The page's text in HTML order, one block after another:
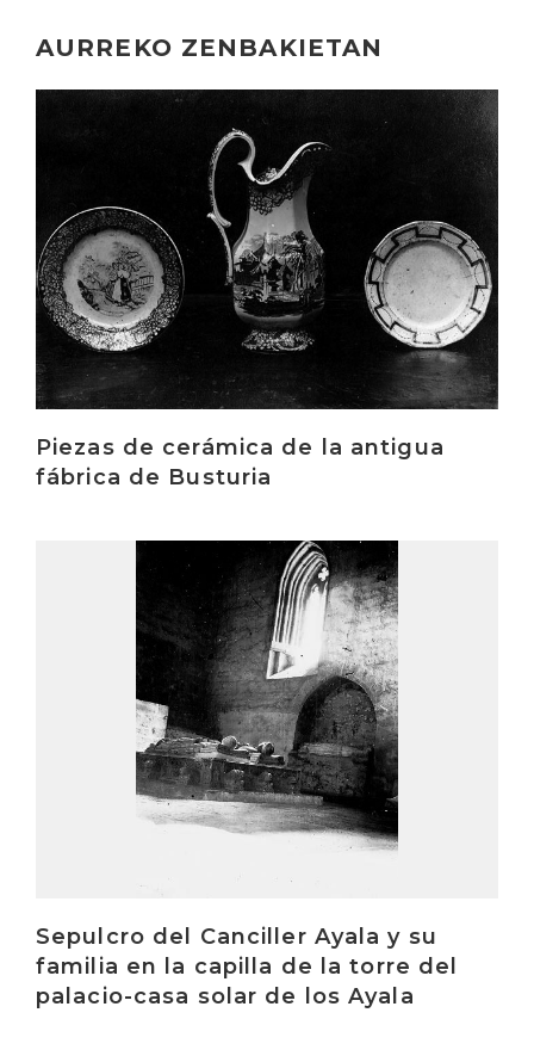
AURREKO ZENBAKIETAN
Piezas de cerámica de la antigua
fábrica de Busturia
Irakurri
Sepulcro del Canciller Ayala y su
familia en la capilla de la torre del
palacio-casa solar de los Ayala